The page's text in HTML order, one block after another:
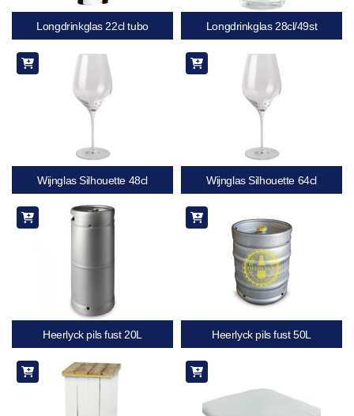
Longdrinkglas 22cl tubo Longdrinkglas 28cl/49st
Wijnglas Silhouette 48cl Wijnglas Silhouette 64cl
Heerlyck pils fust 20L Heerlyck pils fust 50L